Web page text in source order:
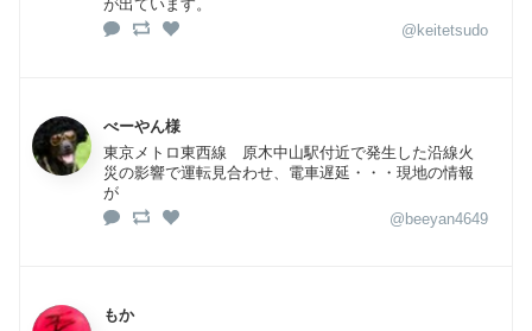
が出ています。
@keitetsudo
べーやん様
東京メトロ東西線 原木中山駅付近で発生した沿線火
災の影響で運転見合わせ、電車遅延・・・現地の情報
が
@beeyan4649
もか